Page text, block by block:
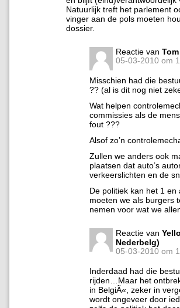
Natuurlijk treft het parlement
vinger aan de pols moeten
dossier.
Reactie van
05-03-2010 om
Misschien had die
?? (al is dit nog niet
Wat helpen
commissies als de
fout ???
Alsof zo’n
Zullen we anders ook
plaatsen dat auto’s
verkeerslichten en de
De politiek kan het 1
moeten we als burgers
nemen voor wat we
Reactie van
Nederbelg)
05-03-2010 om
Inderdaad had die
rijden…Maar het
in BelgiÃ«, zeker in
wordt ongeveer door